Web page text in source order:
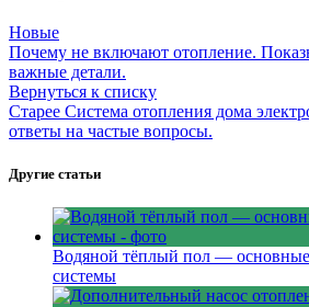
Новые
Почему не включают отопление.
важные детали.
Вернуться к списку
Старее Система отопления дома
ответы на частые вопросы.
Другие статьи
Водяной тёплый пол — основные
системы